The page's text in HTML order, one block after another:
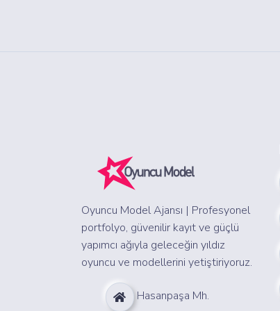
Oyuncu Model Ajansı | Profesyonel
portfolyo, güvenilir kayıt ve güçlü
yapımcı ağıyla geleceğin yıldız
oyuncu ve modellerini yetiştiriyoruz.
Hasanpaşa Mh.